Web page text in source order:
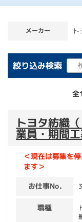
メーカー
絞り込み検索
全
トヨタ紡織
業員・期間
＜現在は募集を
ます＞
お仕事No.
職種